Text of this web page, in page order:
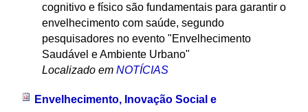
cognitivo e físico são fundamentais para garantir o
envelhecimento com saúde, segundo
pesquisadores no evento "Envelhecimento
Saudável e Ambiente Urbano"
Localizado em NOTÍCIAS
Envelhecimento, Inovação Social e